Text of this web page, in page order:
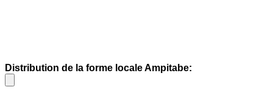
Distribution de la forme locale Ampitabe: